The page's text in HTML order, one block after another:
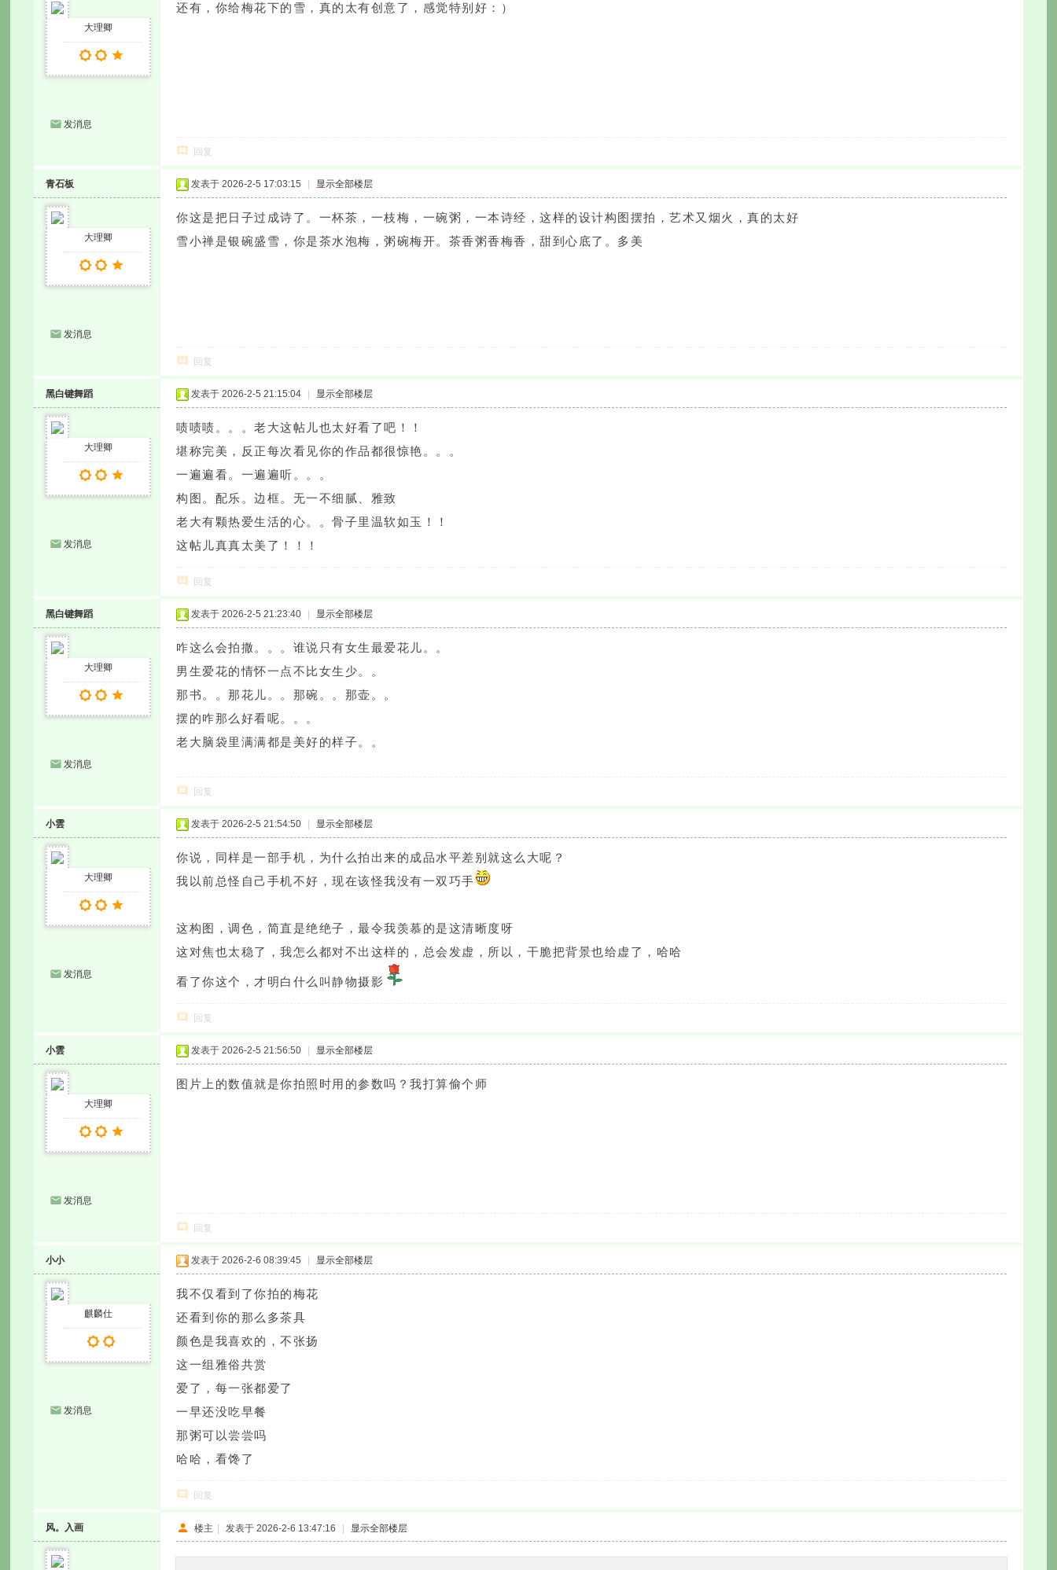
大理卿
发消息
还有，你给梅花下的雪，真的太有创意了，感觉特别好：）
回复
青石板
大理卿
发消息
发表于 2026-2-5 17:03:15 显示全部楼层
你这是把日子过成诗了。一杯茶，一枝梅，一碗粥，一本诗经，这样的设计构图摆拍，艺术又烟火，真的太好
雪小禅是银碗盛雪，你是茶水泡梅，粥碗梅开。茶香粥香梅香，甜到心底了。多美
回复
黑白键舞蹈
大理卿
发消息
发表于 2026-2-5 21:15:04 显示全部楼层
啧啧啧。。。老大这帖儿也太好看了吧！！
堪称完美，反正每次看见你的作品都很惊艳。。。
一遍遍看。一遍遍听。。。
构图。配乐。边框。无一不细腻、雅致
老大有颗热爱生活的心。。骨子里温软如玉！！
这帖儿真真太美了！！！
回复
黑白键舞蹈
大理卿
发消息
发表于 2026-2-5 21:23:40 显示全部楼层
咋这么会拍撒。。。谁说只有女生最爱花儿。。
男生爱花的情怀一点不比女生少。。
那书。。那花儿。。那碗。。那壶。。
摆的咋那么好看呢。。。
老大脑袋里满满都是美好的样子。。
回复
小雲
大理卿
发消息
发表于 2026-2-5 21:54:50 显示全部楼层
你说，同样是一部手机，为什么拍出来的成品水平差别就这么大呢？
我以前总怪自己手机不好，现在该怪我没有一双巧手
这构图，调色，简直是绝绝子，最令我羡慕的是这清晰度呀
这对焦也太稳了，我怎么都对不出这样的，总会发虚，所以，干脆把背景也给虚了，哈哈
看了你这个，才明白什么叫静物摄影
回复
小雲
大理卿
发消息
发表于 2026-2-5 21:56:50 显示全部楼层
图片上的数值就是你拍照时用的参数吗？我打算偷个师
回复
小小
麒麟仕
发消息
发表于 2026-2-6 08:39:45 显示全部楼层
我不仅看到了你拍的梅花
还看到你的那么多茶具
颜色是我喜欢的，不张扬
这一组雅俗共赏
爱了，每一张都爱了
一早还没吃早餐
那粥可以尝尝吗
哈哈，看馋了
回复
风。入画 楼主 | 发表于 2026-2-6 13:47:16 | 显示全部楼层